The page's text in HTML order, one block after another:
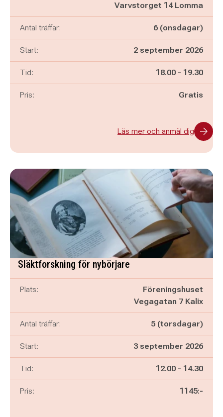
Varvstorget 14 Lomma
Antal träffar: 6 (onsdagar)
Start: 2 september 2026
Tid: Pågår mellan
18.00 - och
19.30
Pris: Gratis
Läs mer och anmäl dig
Släktforskning för nybörjare
Plats:
Föreningshuset
Vegagatan 7 Kalix
Antal träffar: 5 (torsdagar)
Start: 3 september 2026
Tid: Pågår mellan
12.00 - och
14.30
Pris: 1145:-